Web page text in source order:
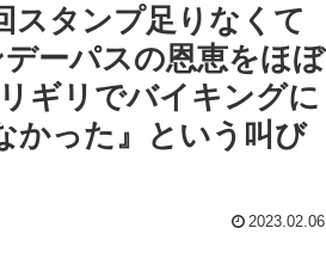
スタンプ足りなくて
ーパスの恩恵をほぼ
ギリでバイキングに
かった』という叫び
2023.02.06